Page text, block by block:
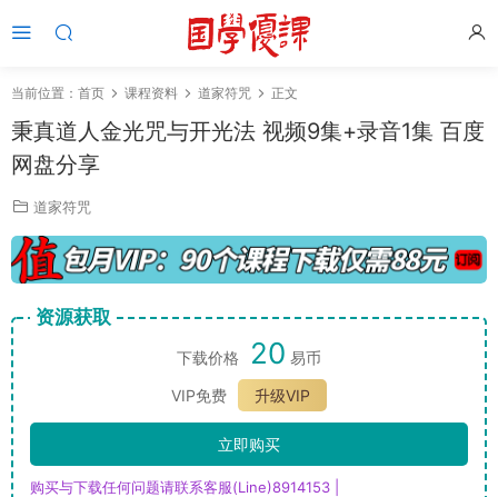
当前位置： 首页 课程资料 道家符咒 正文
秉真道人金光咒与开光法 视频9集+录音1集 百度
网盘分享
道家符咒
资源获取
下载价格 20 易币
VIP免费
升级VIP
立即购买
购买与下载任何问题请联系客服(Line)8914153 |